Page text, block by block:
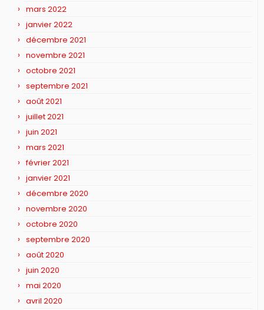
mars 2022
janvier 2022
décembre 2021
novembre 2021
octobre 2021
septembre 2021
août 2021
juillet 2021
juin 2021
mars 2021
février 2021
janvier 2021
décembre 2020
novembre 2020
octobre 2020
septembre 2020
août 2020
juin 2020
mai 2020
avril 2020